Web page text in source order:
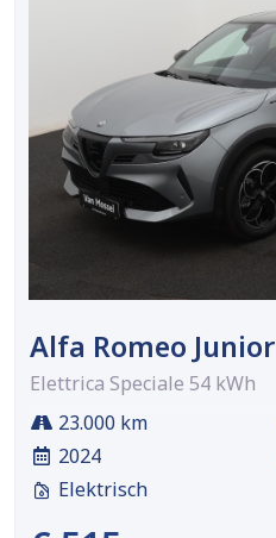
Alfa Romeo Junior
Elettrica Speciale 54 kWh
23.000 km
2024
Elektrisch